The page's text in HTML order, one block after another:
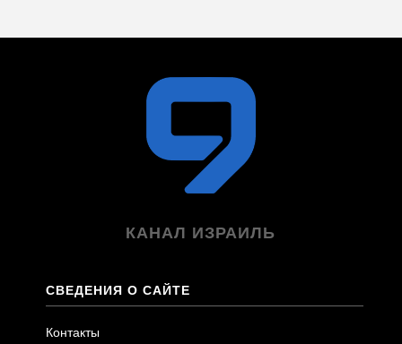
КАНАЛ ИЗРАИЛЬ
СВЕДЕНИЯ О САЙТЕ
Контакты